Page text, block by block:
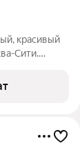
красивый
Сити.